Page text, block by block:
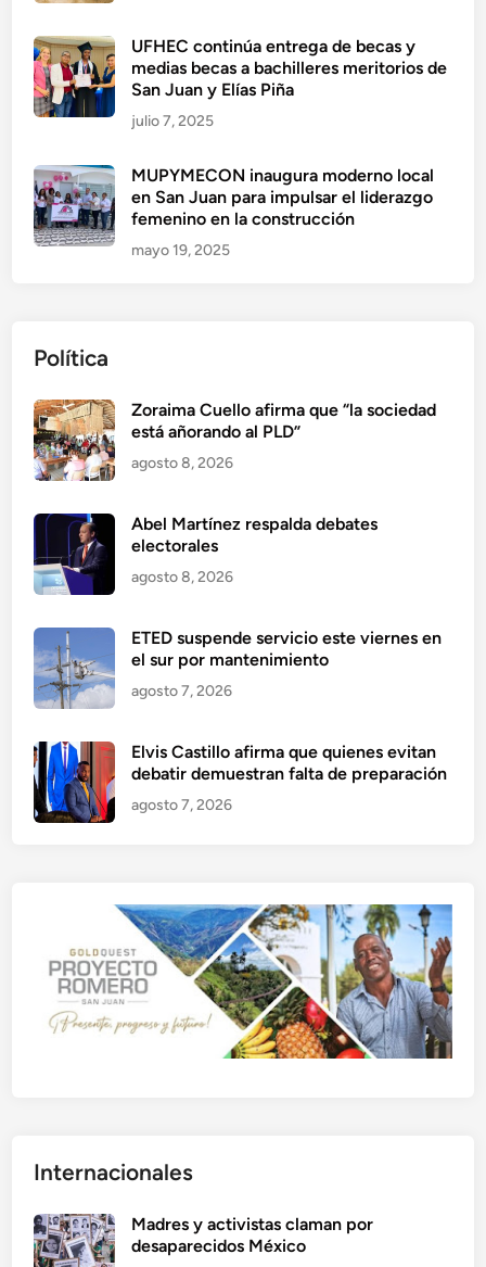
UFHEC continúa entrega de becas y
medias becas a bachilleres meritorios de
San Juan y Elías Piña
julio 7, 2025
MUPYMECON inaugura moderno local
en San Juan para impulsar el liderazgo
femenino en la construcción
mayo 19, 2025
Política
Zoraima Cuello afirma que “la sociedad
está añorando al PLD”
agosto 8, 2026
Abel Martínez respalda debates
electorales
agosto 8, 2026
ETED suspende servicio este viernes en
el sur por mantenimiento
agosto 7, 2026
Elvis Castillo afirma que quienes evitan
debatir demuestran falta de preparación
agosto 7, 2026
Internacionales
Madres y activistas claman por
desaparecidos México